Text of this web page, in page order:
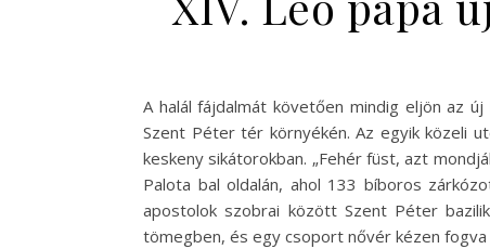
A halál fájdalmát követően mindig eljön az
Szent Péter tér környékén. Az egyik közeli
keskeny sikátorokban. „Fehér füst, azt
Palota bal oldalán, ahol 133 bíboros
apostolok szobrai között Szent Péter
tömegben, és egy csoport nővér kézen